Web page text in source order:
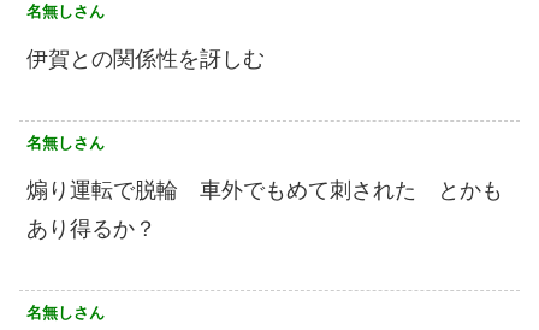
名無しさん
伊賀との関係性を訝しむ
名無しさん
煽り運転で脱輪 車外でもめて刺された とかも
あり得るか？
名無しさん